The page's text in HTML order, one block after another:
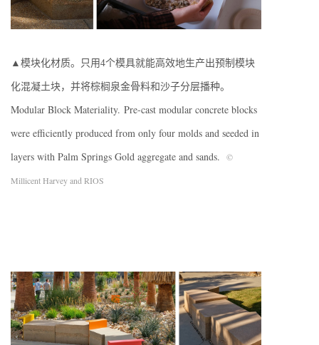
▲模块化材质。只用4个模具就能高效地生产出预制模块
化混凝土块，并将棕榈泉金骨料和沙子分层播种。
Modular Block Materiality. Pre-cast modular concrete blocks
were efficiently produced from only four molds and seeded in
layers with Palm Springs Gold aggregate and sands.
©
Millicent Harvey and RIOS